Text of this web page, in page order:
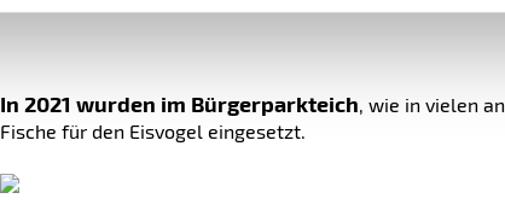
In 2021 wurden im Bürgerparkteich , wie in vielen
Fische für den Eisvogel eingesetzt.